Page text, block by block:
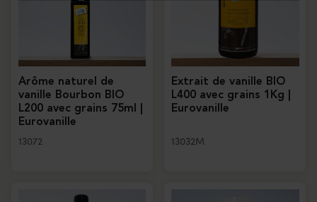
Arôme naturel de
vanille Bourbon BIO
L200 avec grains 75ml |
Eurovanille
13072
Extrait de vanille BIO
L400 avec grains 1Kg |
Eurovanille
13032M